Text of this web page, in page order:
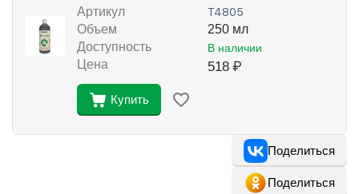
Артикул Т4805
Объем
250 мл
Доступность
В наличии
Цена 518 ₽
Купить
Поделиться
Поделиться